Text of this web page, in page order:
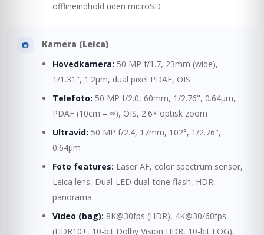
offlineindhold uden microSD
Kamera (Leica)
Hovedkamera: 50 MP f/1.7, 23mm (wide),
1/1.31", 1.2µm, dual pixel PDAF, OIS
Telefoto: 50 MP f/2.0, 60mm, 1/2.76", 0.64µm,
PDAF (10cm – ∞), OIS, 2.6× optisk zoom
Ultravid: 50 MP f/2.4, 17mm, 102°, 1/2.76",
0.64µm
Foto features: Laser AF, color spectrum sensor,
Leica lens, Dual-LED dual-tone flash, HDR,
panorama
Video (bag): 8K@30fps (HDR), 4K@30/60fps
(HDR10+, 10-bit Dolby Vision HDR, 10-bit LOG),